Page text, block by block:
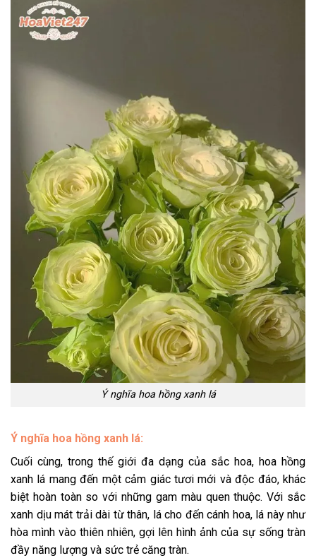
Ý nghĩa hoa hồng xanh lá
Ý nghĩa hoa hồng xanh lá:
Cuối cùng, trong thế giới đa dạng của sắc hoa, hoa hồng
xanh lá mang đến một cảm giác tươi mới và độc đáo, khác
biệt hoàn toàn so với những gam màu quen thuộc. Với sắc
xanh dịu mát trải dài từ thân, lá cho đến cánh hoa, lá này như
hòa mình vào thiên nhiên, gợi lên hình ảnh của sự sống tràn
đầy năng lượng và sức trẻ căng tràn.